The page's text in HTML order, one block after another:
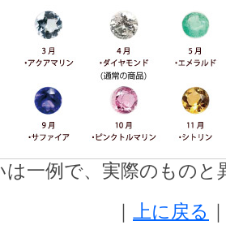
一例で、実際のものと
上に戻る